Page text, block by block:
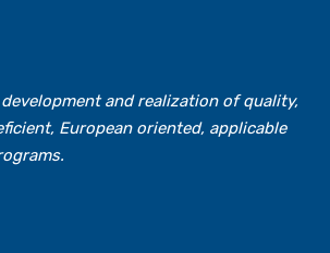
and realization of quality,
European oriented, applicable